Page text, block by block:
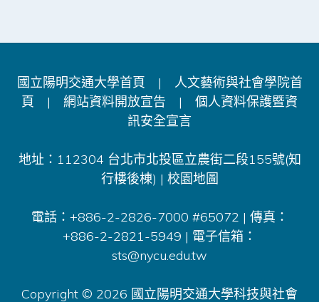
國立陽明交通大學首頁 | 人文藝術與社會學院首
頁 | 網站資料開放宣告 | 個人資料保護暨資
訊安全宣言
地址：112304 台北市北投區立農街二段155號(知
行樓後棟) | 校園地圖
電話：+886-2-2826-7000 #65072 | 傳真：
+886-2-2821-5949 | 電子信箱：
sts@nycu.edu.tw
Copyright © 2026 國立陽明交通大學科技與社會